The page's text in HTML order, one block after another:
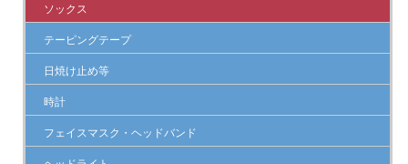
ソックス
テーピングテープ
日焼け止め等
時計
フェイスマスク・ヘッドバンド